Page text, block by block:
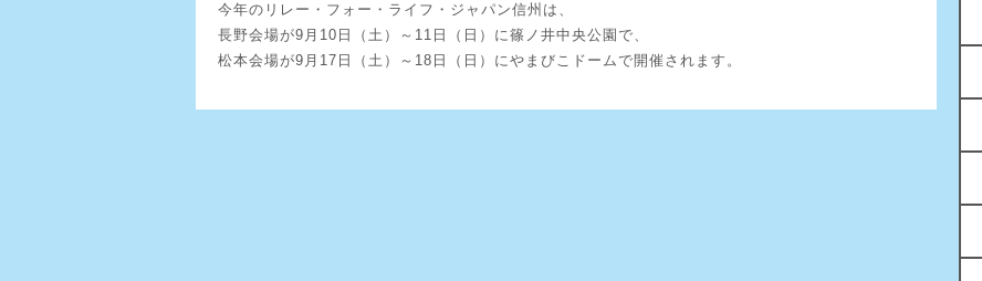
今年のリレー・フォー・ライフ・ジャパン信州は、
長野会場が9月10日（土）～11日（日）に篠ノ井中央公園で、
松本会場が9月17日（土）～18日（日）にやまびこドームで開催されます。